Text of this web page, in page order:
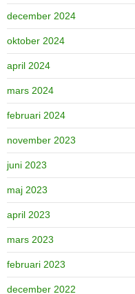
december 2024
oktober 2024
april 2024
mars 2024
februari 2024
november 2023
juni 2023
maj 2023
april 2023
mars 2023
februari 2023
december 2022